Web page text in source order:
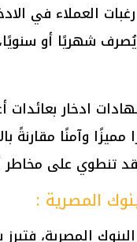
العملاء في
يُصرف شهريًا أو
ادخار بعائدات
وآمنًا مقارنةً
قد تنطوي على مخاطر
المصرية :
المصرية،